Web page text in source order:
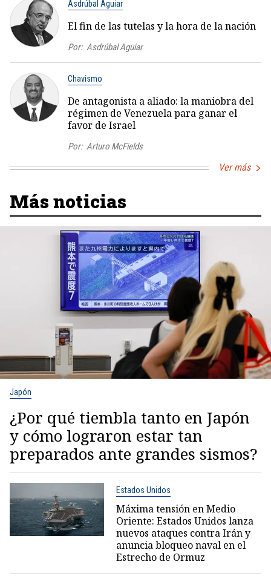
Asdrúbal Aguiar
El fin de las tutelas y la hora de la nación
Por: Asdrúbal Aguiar
Chavismo
De antagonista a aliado: la maniobra del
régimen de Venezuela para ganar el
favor de Israel
Por: Arturo McFields
Ver más
Más noticias
Japón
¿Por qué tiembla tanto en Japón
y cómo lograron estar tan
preparados ante grandes sismos?
Estados Unidos
Máxima tensión en Medio
Oriente: Estados Unidos lanza
nuevos ataques contra Irán y
anuncia bloqueo naval en el
Estrecho de Ormuz